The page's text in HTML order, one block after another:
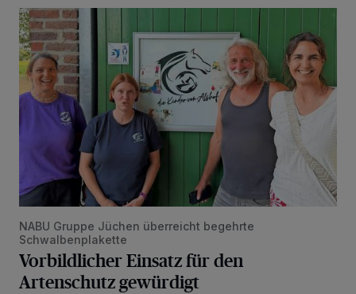
Vorbildlicher Einsatz für den Artenschutz gewürdigt
NABU Gruppe Jüchen überreicht begehrte
Schwalbenplakette
Vorbildlicher Einsatz für den
Artenschutz gewürdigt